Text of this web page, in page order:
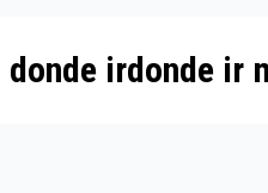
donde irdonde ir